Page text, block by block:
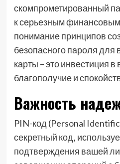
скомпрометированный
к серьезным
понимание принципов
безопасного пароля для
карты – это инвестиция
благополучие и
Важность
PIN-код (Personal
секретный код‚
подтверждения вашей